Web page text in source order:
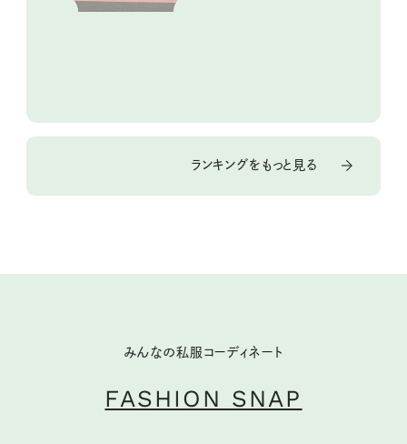
ランキングをもっと見る
みんなの私服コーディネート
FASHION SNAP